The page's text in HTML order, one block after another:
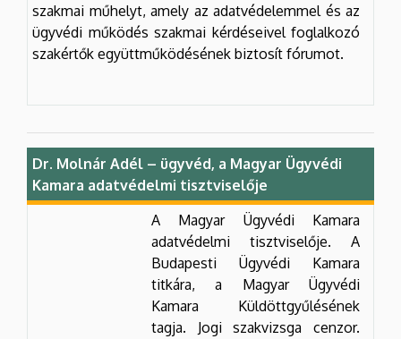
szakmai műhelyt, amely az adatvédelemmel és az
ügyvédi működés szakmai kérdéseivel foglalkozó
szakértők együttműködésének biztosít fórumot.
Dr. Molnár Adél – ügyvéd, a Magyar Ügyvédi
Kamara adatvédelmi tisztviselője
A Magyar Ügyvédi Kamara
adatvédelmi tisztviselője. A
Budapesti Ügyvédi Kamara
titkára, a Magyar Ügyvédi
Kamara Küldöttgyűlésének
tagja. Jogi szakvizsga cenzor.